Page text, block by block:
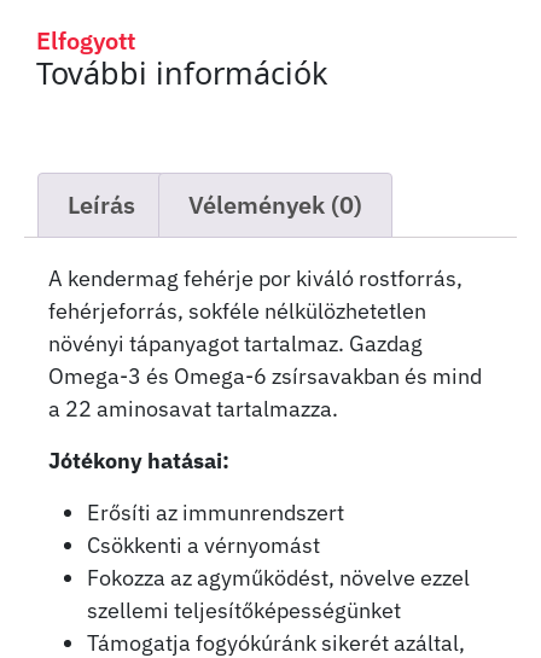
Elfogyott
További információk
Leírás Vélemények (0)
A kendermag fehérje por kiváló rostforrás,
fehérjeforrás, sokféle nélkülözhetetlen
növényi tápanyagot tartalmaz. Gazdag
Omega-3 és Omega-6 zsírsavakban és mind
a 22 aminosavat tartalmazza.
Jótékony hatásai:
Erősíti az immunrendszert
Csökkenti a vérnyomást
Fokozza az agyműködést, növelve ezzel
szellemi teljesítőképességünket
Támogatja fogyókúránk sikerét azáltal,